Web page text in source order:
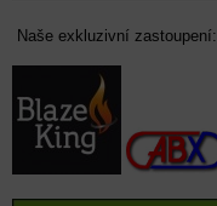
Naše exkluzivní zastoupení: